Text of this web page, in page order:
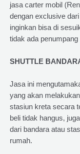
jasa carter mobil
dengan exclusive
inginkan bisa di
tidak ada
SHUTTLE
Jasa ini
yang akan
stasiun kreta secara
beli tidak hangus,
dari bandara atau
rumah.